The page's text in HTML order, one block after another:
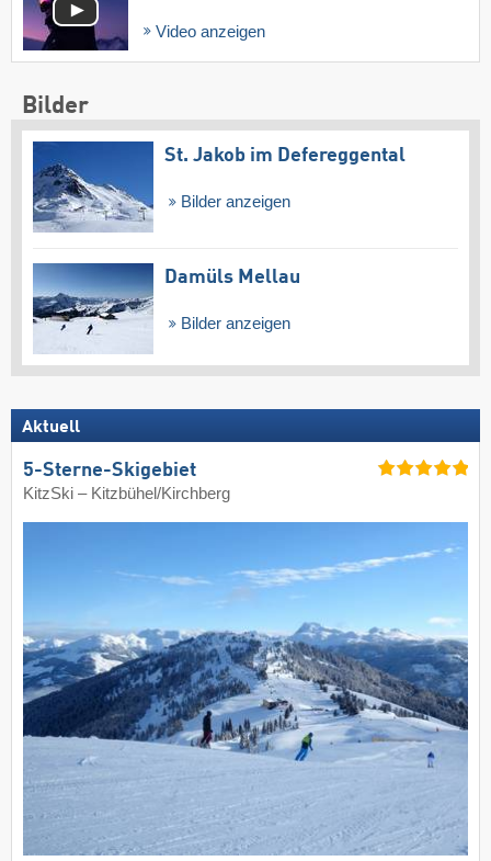
Video anzeigen
Bilder
St. Jakob im Defereggental
Bilder anzeigen
Damüls Mellau
Bilder anzeigen
Aktuell
5-Sterne-Skigebiet
KitzSki – Kitzbühel/​Kirchberg